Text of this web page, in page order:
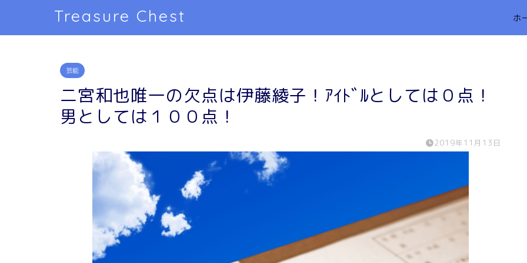
Treasure Chest ホ
芸能
二宮和也唯一の欠点は伊藤綾子！ｱｲﾄﾞﾙとしては０点！
男としては１００点！
2019年11月13日